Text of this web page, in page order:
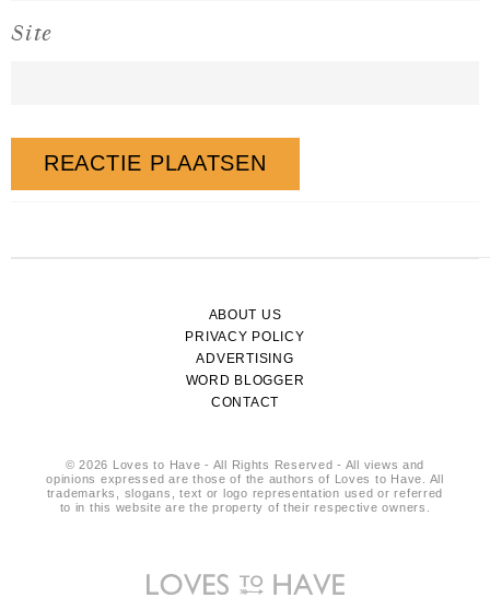
Site
ABOUT US
PRIVACY POLICY
ADVERTISING
WORD BLOGGER
CONTACT
© 2026 Loves to Have - All Rights Reserved - All views and
opinions expressed are those of the authors of Loves to Have. All
trademarks, slogans, text or logo representation used or referred
to in this website are the property of their respective owners.